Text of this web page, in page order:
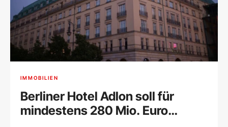
IMMOBILIEN
Berliner Hotel Adlon soll für
mindestens 280 Mio. Euro